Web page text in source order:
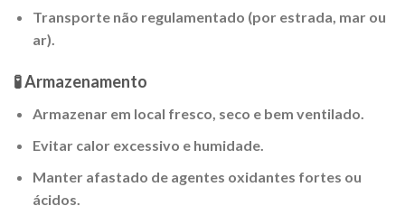
Transporte não regulamentado (por estrada, mar ou
ar).
🧪 Armazenamento
Armazenar em local fresco, seco e bem ventilado.
Evitar calor excessivo e humidade.
Manter afastado de agentes oxidantes fortes ou
ácidos.